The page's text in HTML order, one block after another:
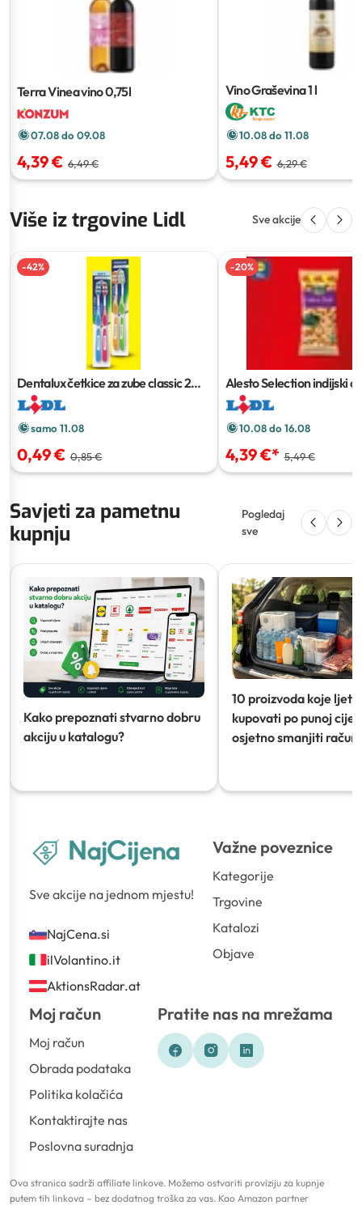
Terra Vinea vino0,75l
07.08 do 09.08
4,39 € 6,49 €
Vino Graševina1 l
10.08 do 11.08
5,49 € 6,29 €
Više iz trgovine Lidl Sve akcije
-42%
Dentalux četkice za zube classic2
kom
samo 11.08
0,49 € 0,85 €
-20%
Alesto Selection indijski
500 g
10.08 do 16.08
4,39 €* 5,49 €
Savjeti za pametnu
kupnju
Pogledaj
sve
Kako prepoznati stvarno dobru
akciju u katalogu?
10 proizvoda koje ljeti
kupovati po punoj
osjetno smanjiti račun)
Sve akcije na jednom mjestu!
NajCena.si
ilVolantino.it
AktionsRadar.at
Važne poveznice
Kategorije
Trgovine
Katalozi
Objave
Moj račun
Moj račun
Obrada podataka
Politika kolačića
Kontaktirajte nas
Poslovna suradnja
Pratite nas na mrežama
Ova stranica sadrži affiliate linkove. Možemo ostvariti proviziju za kupnje
putem tih linkova – bez dodatnog troška za vas. Kao Amazon partner